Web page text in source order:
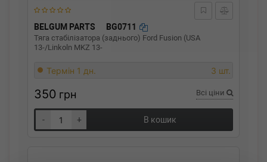
BELGUM PARTS BG0711
Тяга стабілізатора (заднього) Ford Fusion (USA
13-/Linkoln MKZ 13-
Термін 1 дн. 3 шт.
350 грн Всі ціни
- + В кошик